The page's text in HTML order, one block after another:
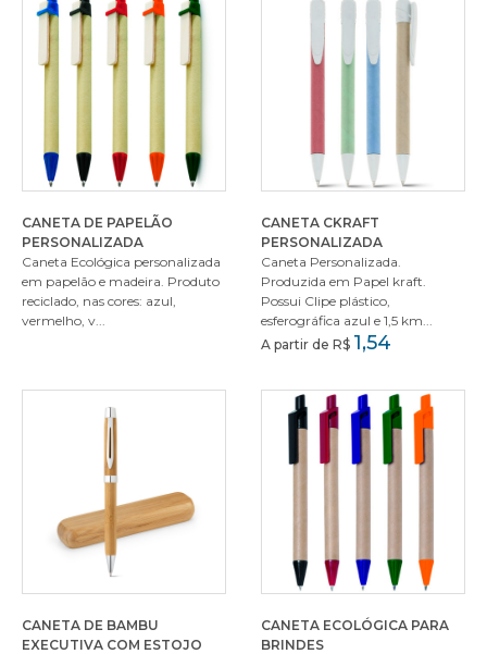
CANETA DE PAPELÃO
PERSONALIZADA
Caneta Ecológica personalizada
em papelão e madeira. Produto
reciclado, nas cores: azul,
vermelho, v...
CANETA CKRAFT
PERSONALIZADA
Caneta Personalizada.
Produzida em Papel kraft.
Possui Clipe plástico,
esferográfica azul e 1,5 km...
A partir de R$ 1,54
CANETA DE BAMBU
EXECUTIVA COM ESTOJO
CANETA ECOLÓGICA PARA
BRINDES